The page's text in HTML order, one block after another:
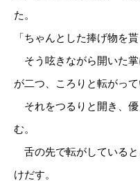
た。
「ちゃんとした捧げ物を
そう呟きながら開いた掌
が二つ、ころりと転がって
それをつるりと開き、優
む。
舌の先で転がしていると
けだす。